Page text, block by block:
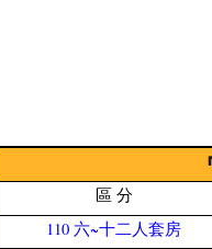
區 分
110 六~十二人套房